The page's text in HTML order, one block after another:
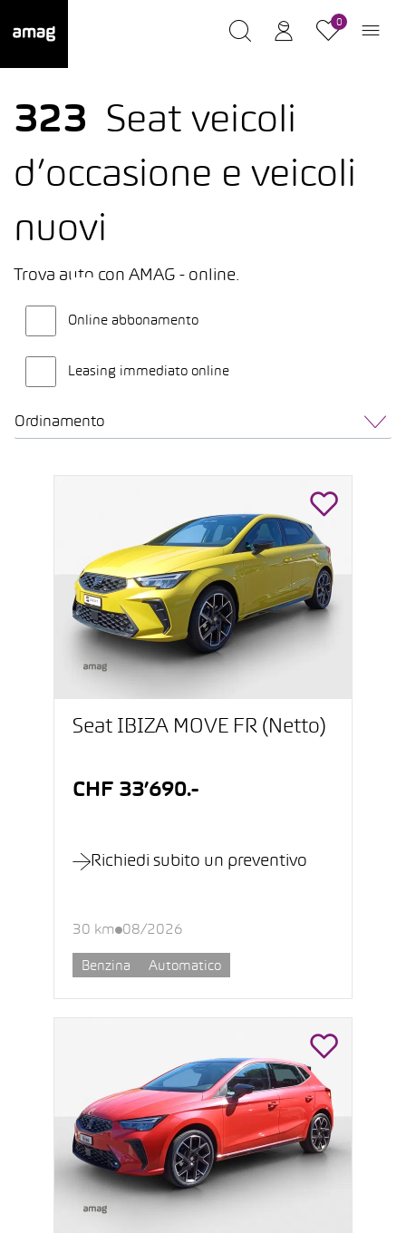
0
323
Seat veicoli
d’occasione e veicoli
nuovi
Trova auto con AMAG - online.
Online abbonamento
Leasing immediato online
Ordinamento
Seat IBIZA MOVE FR (Netto)
CHF 33’690.-
Richiedi subito un preventivo
30 km 08/2026
Benzina Automatico